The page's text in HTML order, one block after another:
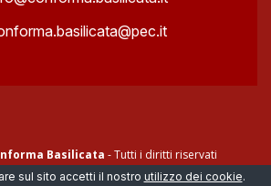
Basilicata - Tutti i diritti riservati
byApplicaOptimized by DIHB
sul sito accetti il nostro utilizzo dei cookie.